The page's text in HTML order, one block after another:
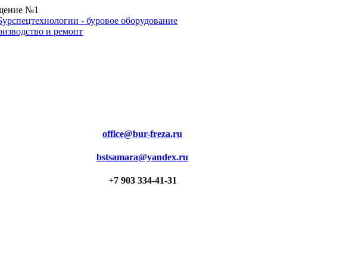
№1
office@bur-freza.ru
bstsamara@yandex.ru
+7 903 334-41-31